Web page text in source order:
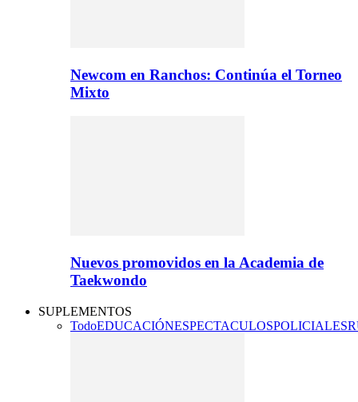
Newcom en Ranchos: Continúa el Torneo
Mixto
Nuevos promovidos en la Academia de
Taekwondo
SUPLEMENTOS
TodoEDUCACIÓNESPECTACULOSPOLICIALES